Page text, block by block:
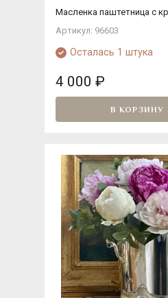
Масленка паштетница с
Артикул: 96603
Осталась 1 штука
4 000 ₽
В КОРЗИНУ